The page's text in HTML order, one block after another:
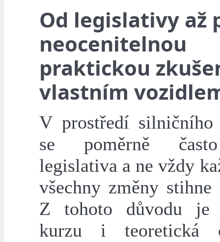
Od legislativy až
neocenitelnou
praktickou
vlastním
V prostředí silničního
se poměrně
legislativa a ne vždy
všechny změny stihne
Z tohoto důvodu je
kurzu i teoretická